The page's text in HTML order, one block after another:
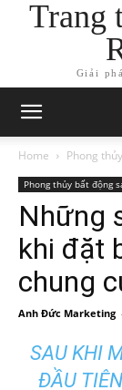
Trang
Giải
Home Phong
Phong thủy bất động
Những
khi đặt
chung
Anh Đức Marketing
SAU KHI
ĐẦU